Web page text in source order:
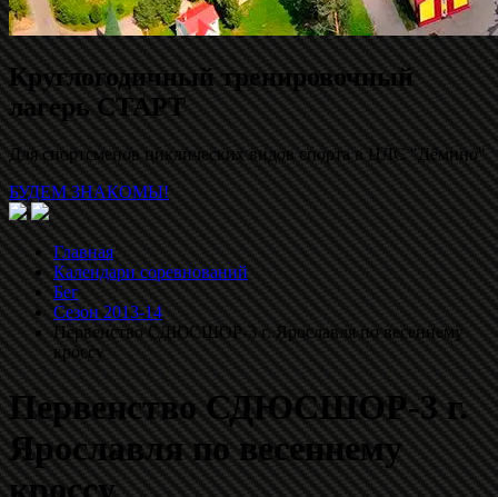
Круглогодичный тренировочный
лагерь СТАРТ
Для спортсменов циклических видов спорта в ЦЛС "Дёмино"
БУДЕМ ЗНАКОМЫ!
Главная
Календари соревнований
Бег
Сезон 2013-14
Первенство СДЮСШОР-3 г. Ярославля по весеннему
кроссу
Первенство СДЮСШОР-3 г.
Ярославля по весеннему
кроссу